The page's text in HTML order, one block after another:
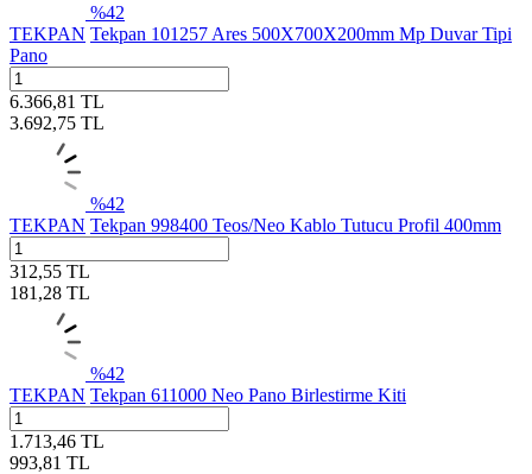
%42
TEKPAN Tekpan 101257 Ares 500X700X200mm Mp Duvar Tipi
Pano
6.366,81 TL
3.692,75 TL
%42
TEKPAN Tekpan 998400 Teos/Neo Kablo Tutucu Profil 400mm
312,55 TL
181,28 TL
%42
TEKPAN Tekpan 611000 Neo Pano Birlestirme Kiti
1.713,46 TL
993,81 TL